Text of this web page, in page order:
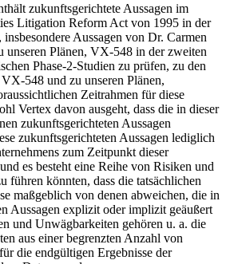
zukunftsgerichtete Aussagen im
Litigation Reform Act von 1995 in der
Aussagen von Dr. Carmen
unseren Plänen, VX-548 in der zweiten
Phase-2-Studien zu prüfen, zu den
548 und zu unseren Plänen,
Zeitrahmen für diese
Vertex davon ausgeht, dass die in dieser
zukunftsgerichteten Aussagen
zukunftsgerichteten Aussagen lediglich
zum Zeitpunkt dieser
es besteht eine Reihe von Risiken und
führen könnten, dass die tatsächlichen
maßgeblich von denen abweichen, die in
Aussagen explizit oder implizit geäußert
und Unwägbarkeiten gehören u. a. die
aus einer begrenzten Anzahl von
die endgültigen Ergebnisse der